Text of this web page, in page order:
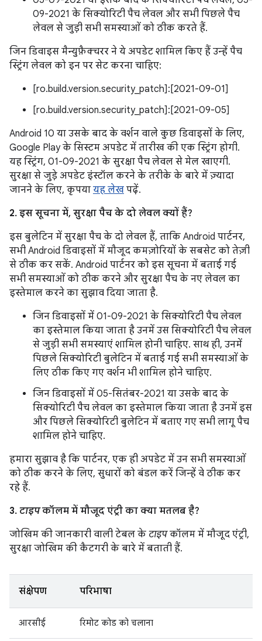
09-2021 के सिक्योरिटी पैच लेवल और सभी पिछले पैच
लेवल से जुड़ी सभी समस्याओं को ठीक करते हैं.
जिन डिवाइस मैन्युफ़ैक्चरर ने ये अपडेट शामिल किए हैं उन्हें पैच
स्ट्रिंग लेवल को इन पर सेट करना चाहिए:
[ro.build.version.security_patch]:[2021-09-01]
[ro.build.version.security_patch]:[2021-09-05]
Android 10 या उसके बाद के वर्शन वाले कुछ डिवाइसों के लिए,
Google Play के सिस्टम अपडेट में तारीख की एक स्ट्रिंग होगी.
यह स्ट्रिंग, 01-09-2021 के सुरक्षा पैच लेवल से मेल खाएगी.
सुरक्षा से जुड़े अपडेट इंस्टॉल करने के तरीके के बारे में ज़्यादा
जानने के लिए, कृपया यह लेख पढ़ें.
2. इस सूचना में, सुरक्षा पैच के दो लेवल क्यों हैं?
इस बुलेटिन में सुरक्षा पैच के दो लेवल हैं, ताकि Android पार्टनर,
सभी Android डिवाइसों में मौजूद कमज़ोरियों के सबसेट को तेज़ी
से ठीक कर सकें. Android पार्टनर को इस सूचना में बताई गई
सभी समस्याओं को ठीक करने और सुरक्षा पैच के नए लेवल का
इस्तेमाल करने का सुझाव दिया जाता है.
जिन डिवाइसों में 01-09-2021 के सिक्योरिटी पैच लेवल
का इस्तेमाल किया जाता है उनमें उस सिक्योरिटी पैच लेवल
से जुड़ी सभी समस्याएं शामिल होनी चाहिए. साथ ही, उनमें
पिछले सिक्योरिटी बुलेटिन में बताई गई सभी समस्याओं के
लिए ठीक किए गए वर्शन भी शामिल होने चाहिए.
जिन डिवाइसों में 05-सितंबर-2021 या उसके बाद के
सिक्योरिटी पैच लेवल का इस्तेमाल किया जाता है उनमें इस
और पिछले सिक्योरिटी बुलेटिन में बताए गए सभी लागू पैच
शामिल होने चाहिए.
हमारा सुझाव है कि पार्टनर, एक ही अपडेट में उन सभी समस्याओं
को ठीक करने के लिए, सुधारों को बंडल करें जिन्हें वे ठीक कर
रहे हैं.
3. टाइपकॉलम में मौजूद एंट्री का क्या मतलब है?
जोखिम की जानकारी वाली टेबल के टाइपकॉलम में मौजूद एंट्री,
सुरक्षा जोखिम की कैटगरी के बारे में बताती हैं.
संक्षेपण परिभाषा
आरसीई रिमोट कोड को चलाना